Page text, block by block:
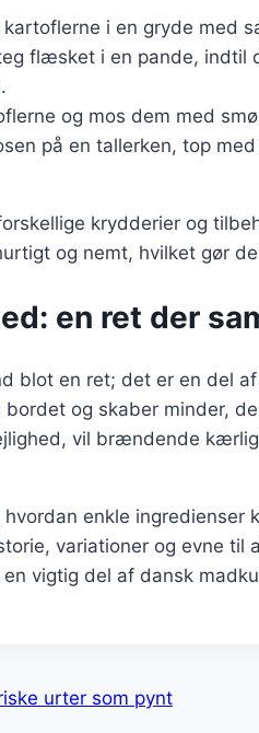
kartoflerne i en gryde med
flæsket i en pande, indtil
og mos dem med
på en tallerken, top
krydderier og
og nemt, hvilket gør
en ret der
blot en ret; det er en del
og skaber minder,
vil brændende
enkle ingredienser
variationer og evne til
vigtig del af dansk
urter som pynt